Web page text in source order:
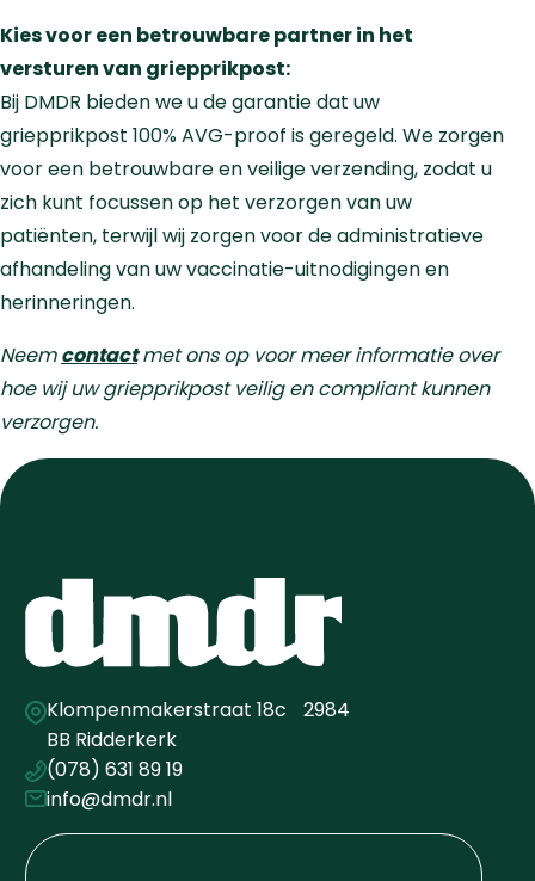
Kies voor een betrouwbare partner in het
versturen van griepprikpost:
Bij DMDR bieden we u de garantie dat uw
griepprikpost 100% AVG-proof is geregeld. We zorgen
voor een betrouwbare en veilige verzending, zodat u
zich kunt focussen op het verzorgen van uw
patiënten, terwijl wij zorgen voor de administratieve
afhandeling van uw vaccinatie-uitnodigingen en
herinneringen.
Neemcontactmet ons op voor meer informatie over
hoe wij uw griepprikpost veilig en compliant kunnen
verzorgen.
Klompenmakerstraat 18c 2984
BB Ridderkerk
(078) 631 89 19
info@dmdr.nl